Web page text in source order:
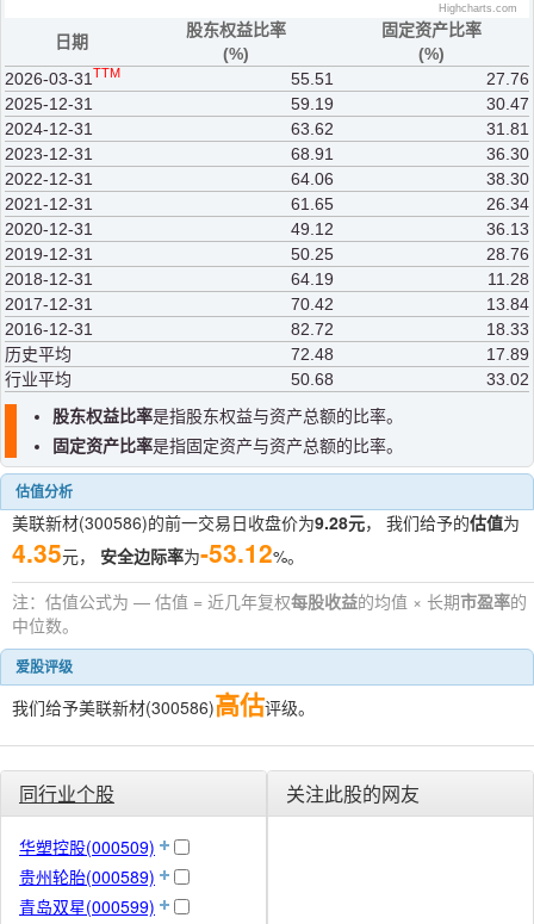
Highcharts.com
日期
股东权益比率
(%)
固定资产比率
(%)
2026-03-31 TTM 55.51
27.76
2025-12-31
59.19
30.47
2024-12-31
63.62
31.81
2023-12-31
68.91
36.30
2022-12-31
64.06
38.30
2021-12-31
61.65
26.34
2020-12-31
49.12
36.13
2019-12-31
50.25
28.76
2018-12-31
64.19
11.28
2017-12-31
70.42
13.84
2016-12-31
82.72
18.33
历史平均
72.48
17.89
行业平均
50.68
33.02
股东权益比率是指股东权益与资产总额的比率。
固定资产比率是指固定资产与资产总额的比率。
估值分析
美联新材(300586)的前一交易日收盘价为9.28元， 我们给予的估值为
4.35元， 安全边际率为-53.12%。
注：估值公式为 — 估值 = 近几年复权每股收益的均值 × 长期市盈率的
中位数。
爱股评级
我们给予美联新材(300586)高估评级。
同行业个股
华塑控股(000509)
贵州轮胎(000589)
青岛双星(000599)
关注此股的网友